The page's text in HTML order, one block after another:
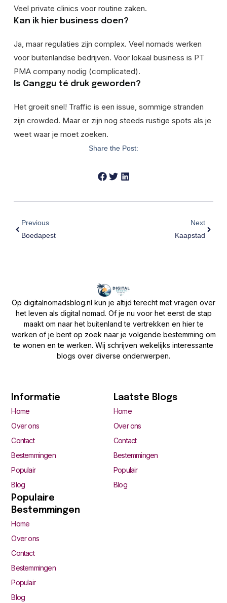
Veel private clinics voor routine zaken.
Kan ik hier business doen?
Ja, maar regulaties zijn complex. Veel nomads werken
voor buitenlandse bedrijven. Voor lokaal business is PT
PMA company nodig (complicated).
Is Canggu té druk geworden?
Het groeit snel! Traffic is een issue, sommige stranden
zijn crowded. Maar er zijn nog steeds rustige spots als je
weet waar je moet zoeken.
Share the Post:
Previous
Boedapest
Next
Kaapstad
Op digitalnomadsblog.nl kun je altijd terecht met vragen over
het leven als digital nomad. Of je nu voor het eerst de stap
maakt om naar het buitenland te vertrekken en hier te
werken of je bent op zoek naar je volgende bestemming om
te wonen en te werken. Wij schrijven wekelijks interessante
blogs over diverse onderwerpen.
Informatie
Home
Over ons
Contact
Bestemmingen
Populair
Blog
Laatste Blogs
Home
Over ons
Contact
Bestemmingen
Populair
Blog
Populaire
Bestemmingen
Home
Over ons
Contact
Bestemmingen
Populair
Blog